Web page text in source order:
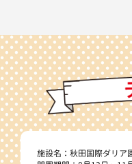
施設名：秋田国際ダリア